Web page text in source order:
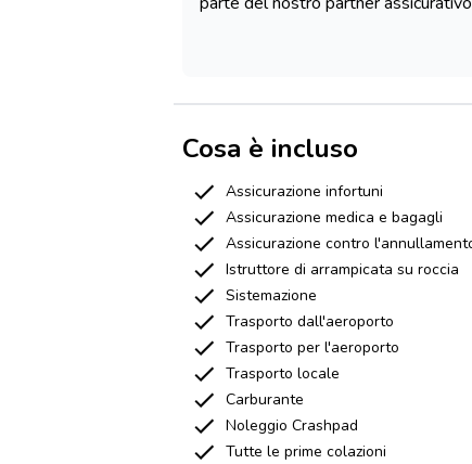
Cosa è incluso
Assicurazione infortuni
Assicurazione medica e bagagli
Assicurazione contro
Istruttore di arrampicata su roccia
Sistemazione
Trasporto dall'aeroporto
Trasporto per l'aeroporto
Trasporto locale
Carburante
Noleggio Crashpad
Tutte le prime colazioni